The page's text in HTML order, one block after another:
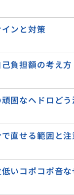
ンと対策
負担額の考え方
固なヘドロどう
直せる範囲と注
いコポコポ音な